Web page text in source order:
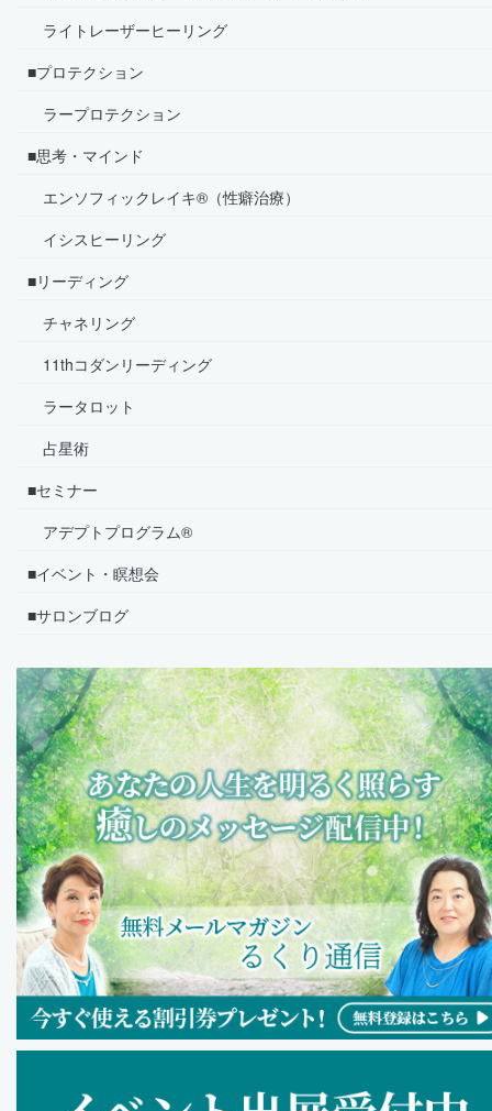
ライトレーザーヒーリング
■プロテクション
ラープロテクション
■思考・マインド
エンソフィックレイキ®（性癖治療）
イシスヒーリング
■リーディング
チャネリング
11thコダンリーディング
ラータロット
占星術
■セミナー
アデプトプログラム®
■イベント・瞑想会
■サロンブログ